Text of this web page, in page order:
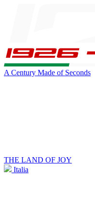
A Century Made of Seconds
THE LAND OF JOY
Italia